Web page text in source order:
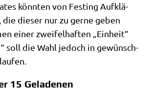
könn­ten von Fest­ing Auf­klä­
die die­ser nur zu ger­ne geben
einer zwei­fel­haf­ten „Ein­heit“
soll die Wahl jedoch in gewünsch­
15 Geladenen